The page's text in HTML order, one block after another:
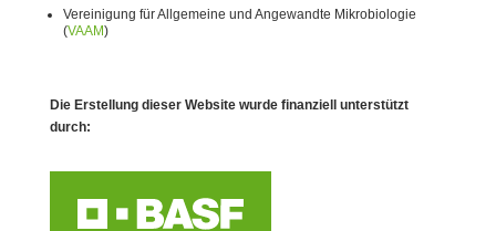
Vereinigung für Allgemeine und Angewandte Mikrobiologie
(VAAM)
Die Erstellung dieser Website wurde finanziell unterstützt
durch: